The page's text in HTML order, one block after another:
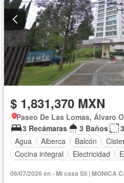
$ 1,831,370 MXN
Paseo De Las Lomas, Álvaro
3 Recámaras
3 Baños
Agua
Alberca Balcón
Cocina integral
Electricidad
Wifi
Sin amueblar
06/07/2026 en - Mi casa Sii | MONICA